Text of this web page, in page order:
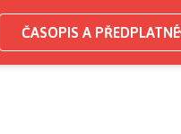
ČASOPIS A PŘEDPLATNÉ